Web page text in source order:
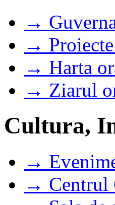
→
→
→ Harta
→ Ziarul
Cultura,
→
→ Centrul